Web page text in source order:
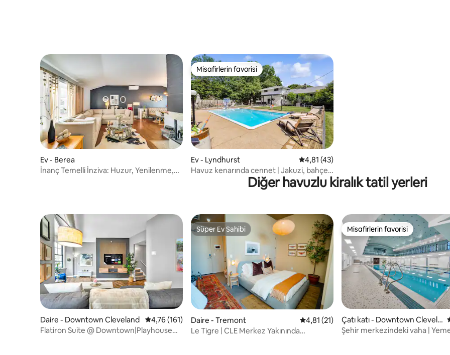
Ev - Berea
İnanç Temelli İnziva: Huzur, Yenilenme,
Misafirlerin favorisi
Misafirlerin favorisi
Ev - Lyndhurst 5 üzerinden ortalama 4,81 puan, 43
4,81 (43)
Havuz kenarında cennet | Jakuzi, bahçe,
Diğer havuzlu kiralık tatil yerleri
Daire - Downtown Cleveland 5 üzerinden ortalama 4,76 puan, 161 değerlendirme
4,76 (161)
Flatiron Suite @ Downtown|Playhouse
Süper Ev Sahibi
Süper Ev Sahibi
Daire - Tremont 5 üzerinden ortalama 4,81 puan, 21
4,81 (21)
Le Tigre | CLE Merkez Yakınında
Misafirlerin favorisi
Misafirlerin favorisi
Çatı katı - Downtown Clevela
nd
Şehir merkezindeki vaha |